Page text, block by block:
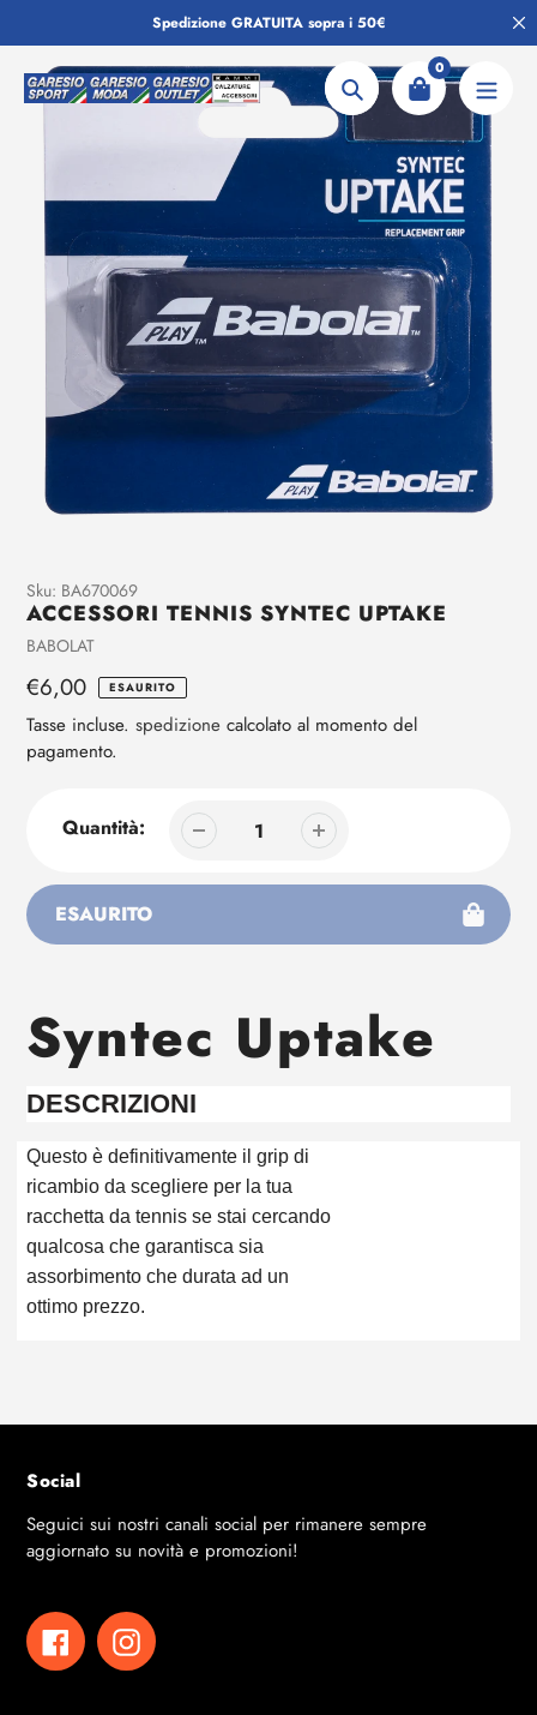
al
contenuto
Spedizione GRATUITA sopra i 50€
Ricerca
0
Aggiunta
di
prodotto
tuo
carrello
Sku: BA670069
ACCESSORI TENNIS SYNTEC UPTAKE
Venditrice
BABOLAT
Prezzo
regolare
€6,00 ESAURITO
Tasse incluse. spedizione calcolato al momento del
pagamento.
Quantità:
ESAURITO
prodotto
al
carrello
Syntec Uptake
DESCRIZIONI
Questo è definitivamente il grip di
ricambio da scegliere per la tua
racchetta da tennis se stai cercando
qualcosa che garantisca sia
assorbimento che durata ad un
ottimo prezzo.
Social
Seguici sui nostri canali social per rimanere sempre
aggiornato su novità e promozioni!
FacebookInstagram